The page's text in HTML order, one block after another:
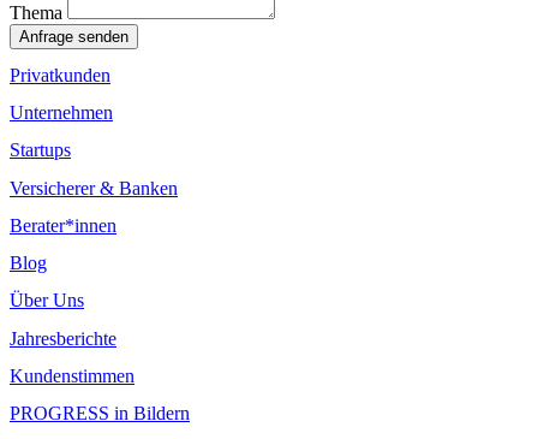
Thema
Anfrage senden
Privatkunden
Unternehmen
Startups
Versicherer & Banken
Berater*innen
Blog
Über Uns
Jahresberichte
Kundenstimmen
PROGRESS in Bildern